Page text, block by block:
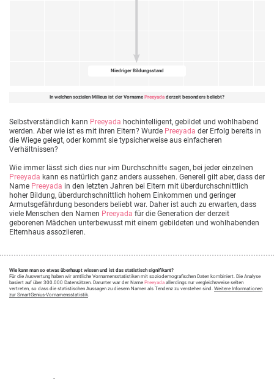
Niedriger Bildungsstand
In welchen sozialen Milieus ist der Vorname Preeyada derzeit besonders beliebt?
Selbstverständlich kann Preeyada hochintelligent, gebildet und wohlhabend
werden. Aber wie ist es mit ihren Eltern? Wurde Preeyada der Erfolg bereits in
die Wiege gelegt, oder kommt sie typsicherweise aus einfacheren
Verhältnissen?
Wie immer lässt sich dies nur »im Durchschnitt« sagen, bei jeder einzelnen
Preeyada kann es natürlich ganz anders aussehen. Generell gilt aber, dass der
Name Preeyada in den letzten Jahren bei Eltern mit überdurchschnittlich
hoher Bildung, überdurchschnittlich hohem Einkommen und geringer
Armutsgefährdung besonders beliebt war. Daher ist auch zu erwarten, dass
viele Menschen den Namen Preeyada für die Generation der derzeit
geborenen Mädchen unterbewusst mit einem gebildeten und wohlhabenden
Elternhaus assoziieren.
Wie kann man so etwas überhaupt wissen und ist das statistisch signifikant?
Für die Auswertung haben wir amtliche Vornamensstatistiken mit soziodemografischen Daten kombiniert. Die Analyse
basiert auf über 300.000 Datensätzen. Darunter war der Name Preeyada allerdings nur vergleichsweise selten
vertreten, so dass die statistischen Aussagen zu diesem Namen als Tendenz zu verstehen sind. Weitere Informationen
zur SmartGenius-Vornamensstatistik.